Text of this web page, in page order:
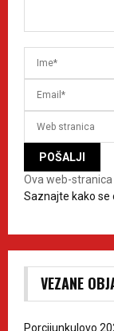
Ova web-
Saznajte kako se
VEZANE
Porcijunkulovo